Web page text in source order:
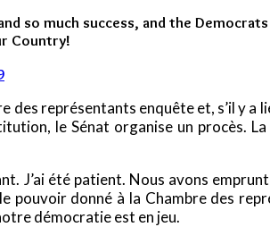
so much success, and the
Country!
des représentants enquête et, s’il y
le Sénat organise un procès.
J’ai été patient. Nous avons
pouvoir donné à la Chambre des
démocratie est en jeu.